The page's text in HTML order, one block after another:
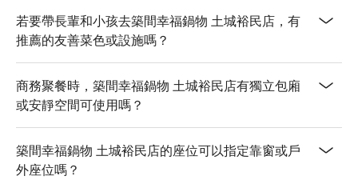
若要帶長輩和小孩去築間幸福鍋物 土城裕民店，有
推薦的友善菜色或設施嗎？
商務聚餐時，築間幸福鍋物 土城裕民店有獨立包廂
或安靜空間可使用嗎？
築間幸福鍋物 土城裕民店的座位可以指定靠窗或戶
外座位嗎？